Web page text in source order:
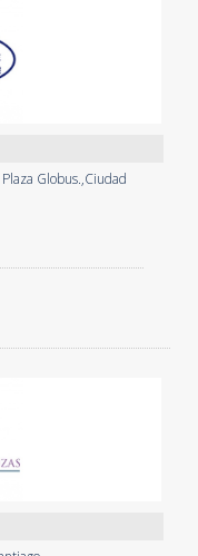
Globus.,Ciudad